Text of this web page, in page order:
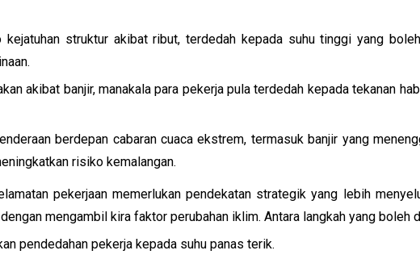
struktur akibat ribut, terdedah kepada suhu tinggi yang
akibat banjir, manakala para pekerja pula terdedah kepada tekanan
berdepan cabaran cuaca ekstrem, termasuk banjir yang
risiko kemalangan.
pekerjaan memerlukan pendekatan strategik yang lebih
mengambil kira faktor perubahan iklim. Antara langkah yang boleh
pendedahan pekerja kepada suhu panas terik.